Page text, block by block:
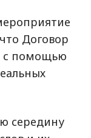
Договор
с помощью
середину